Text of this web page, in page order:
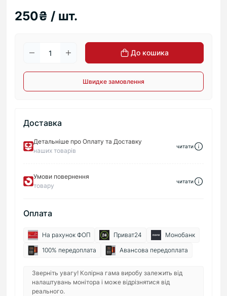
250₴ / шт.
До кошика
Швидке замовлення
Доставка
Детальніше про Оплату та Доставку
наших товарів
читати
Умови повернення
товару
читати
Оплата
На рахунок ФОП Приват24
Монобанк
100% передоплата
Авансова передоплата
Зверніть увагу! Колірна гама виробу залежить від
налаштувань монітора і може відрізнятися від
реального.